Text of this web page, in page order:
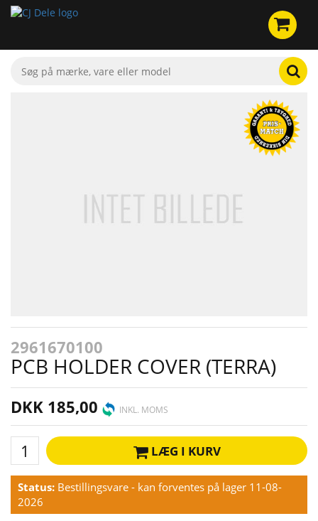
2961670100
PCB HOLDER COVER (TERRA)
DKK 185,00 INKL. MOMS
LÆG I KURV
Status: Bestillingsvare - kan forventes på lager 11-08-
2026